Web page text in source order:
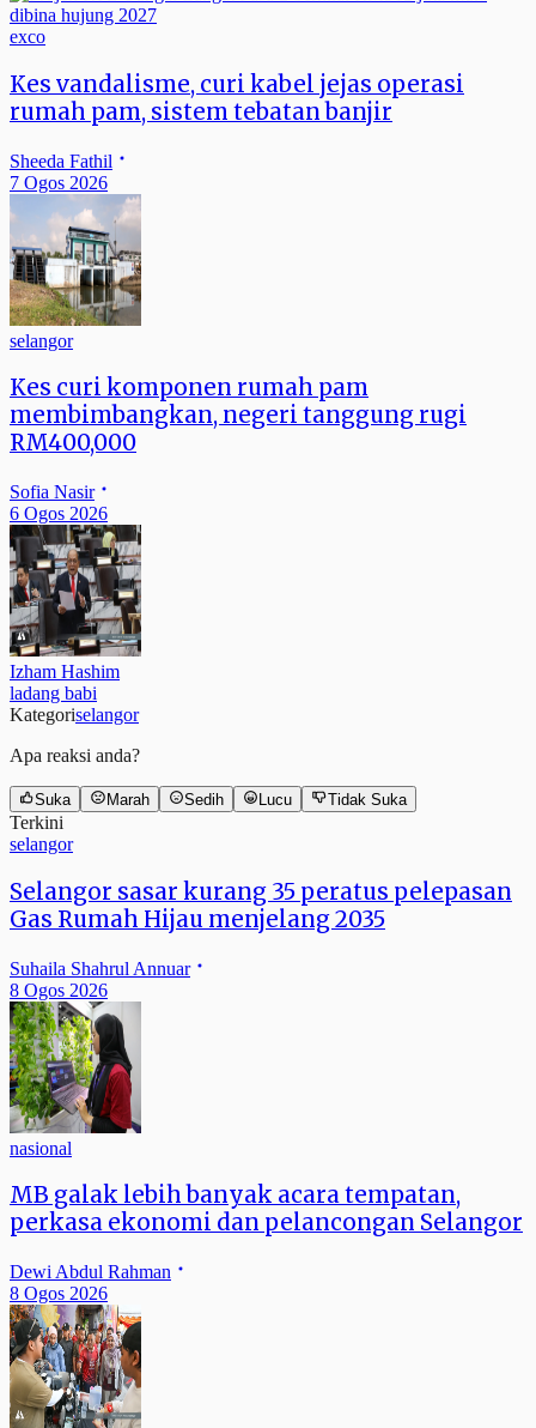
exco
Kes vandalisme, curi kabel jejas operasi
rumah pam, sistem tebatan banjir
Sheeda Fathil
7 Ogos 2026
selangor
Kes curi komponen rumah pam
membimbangkan, negeri tanggung rugi
RM400,000
Sofia Nasir
6 Ogos 2026
Izham Hashim
ladang babi
Kategoriselangor
Apa reaksi anda?
Suka Marah Sedih Lucu Tidak Suka
Terkini
selangor
Selangor sasar kurang 35 peratus pelepasan
Gas Rumah Hijau menjelang 2035
Suhaila Shahrul Annuar
8 Ogos 2026
nasional
MB galak lebih banyak acara tempatan,
perkasa ekonomi dan pelancongan Selangor
Dewi Abdul Rahman
8 Ogos 2026